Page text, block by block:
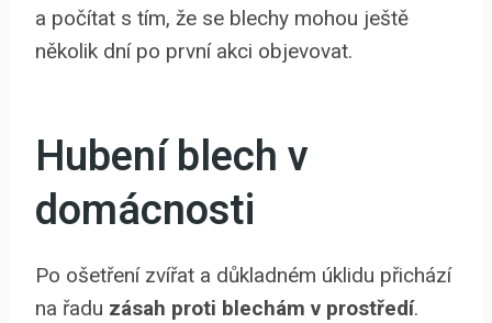
a počítat s tím, že se blechy mohou ještě
několik dní po první akci objevovat.
Hubení blech v
domácnosti
Po ošetření zvířat a důkladném úklidu přichází
na řadu zásah proti blechám v prostředí.